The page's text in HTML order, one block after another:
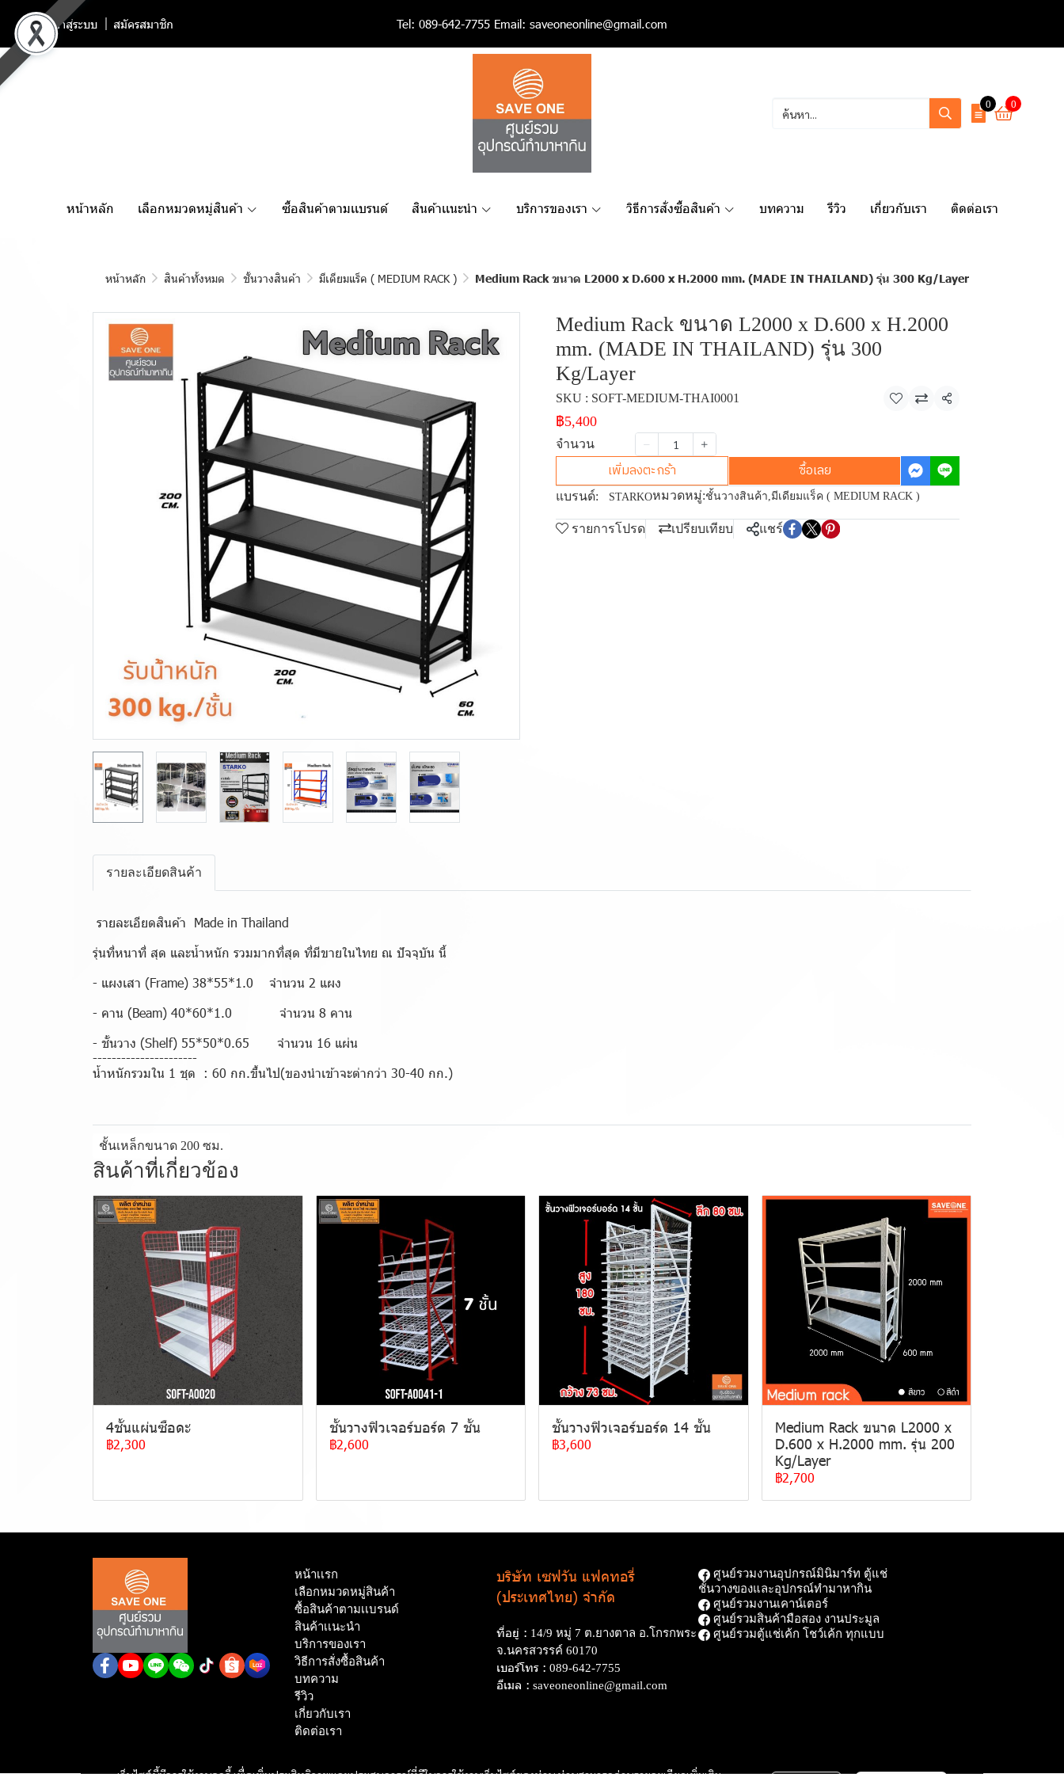
เข้าสู่ระบบ สมัครสมาชิก Tel: 089-642-7755 Email: saveoneonline@gmail.com
0 0
หน้าหลัก เลือกหมวดหมู่สินค้า ซื้อสินค้าตามเเบรนด์ สินค้าเเนะนำ บริการของเรา วิธีการสั่งซื้อสินค้า บทความ รีวิว เกี่ยวกับเรา ติดต่อเรา
หน้าหลัก สินค้าทั้งหมด ชั้นวางสินค้า มีเดียมแร็ค ( MEDIUM RACK ) Medium Rack ขนาด L2000 x D.600 x H.2000 mm. (MADE IN THAILAND) รุ่น 300 Kg/Layer
Medium Rack ขนาด L2000 x D.600 x H.2000
mm. (MADE IN THAILAND) รุ่น 300
Kg/Layer
SKU : SOFT-MEDIUM-THAI0001 แชร์
฿5,400
จำนวน
เพิ่มลงตะกร้า ซื้อเลย
แบรนด์: STARKOหมวดหมู่:ชั้นวางสินค้า,มีเดียมแร็ค ( MEDIUM RACK )
รายการโปรด เปรียบเทียบ แชร์
รายละเอียดสินค้า
️ รายละเอียดสินค้า Made in Thailand
รุ่นที่หนาที่ สุด และน้ำหนัก รวมมากที่สุด ที่มีขายในไทย ณ ปัจจุบัน นี้
- แผงเสา (Frame) 38*55*1.0 จำนวน 2 แผง
- คาน (Beam) 40*60*1.0 จำนวน 8 คาน
- ชั้นวาง (Shelf) 55*50*0.65 จำนวน 16 แผ่น
----------------------
น้ำหนักรวมใน 1 ชุด : 60 กก.ขึ้นไป(ของนำเข้าจะต่ากว่า 30-40 กก.)
ชั้นเหล็กขนาด 200 ซม.
สินค้าที่เกี่ยวข้อง
4ชั้นแผ่นซือดะ
฿2,300
ชั้นวางฟิวเจอร์บอร์ด 7 ชั้น
฿2,600
ชั้นวางฟิวเจอร์บอร์ด 14 ชั้น
฿3,600
Medium Rack ขนาด L2000 x
D.600 x H.2000 mm. รุ่น 200
Kg/Layer
฿2,700
หน้าเเรก
เลือกหมวดหมู่สินค้า
ซื้อสินค้าตามเเบรนด์
สินค้าเเนะนำ
บริการของเรา
วิธีการสั่งซื้อสินค้า
บทความ
รีวิว
เกี่ยวกับเรา
ติดต่อเรา
บริษัท เซฟวัน แฟคทอรี่
(ประเทศไทย) จำกัด
ที่อยู่ : 14/9 หมู่ 7 ต.ยางตาล อ.โกรกพระ
จ.นครสวรรค์ 60170
เบอร์โทร : 089-642-7755
อีเมล : saveoneonline@gmail.com
ศูนย์รวมงานอุปกรณ์มินิมาร์ท ตู้แช่
ชั้นวางของและอุปกรณ์ทํามาหากิน
ศูนย์รวมงานเคาน์เตอร์
ศูนย์รวมสินค้ามือสอง งานประมูล
ศูนย์รวมตู้แช่เค้ก โชว์เค้ก ทุกแบบ